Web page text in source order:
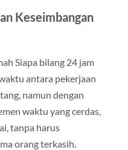
Keseimbangan
Siapa bilang 24 jam
antara pekerjaan
namun dengan
waktu yang cerdas,
tanpa harus
orang terkasih.